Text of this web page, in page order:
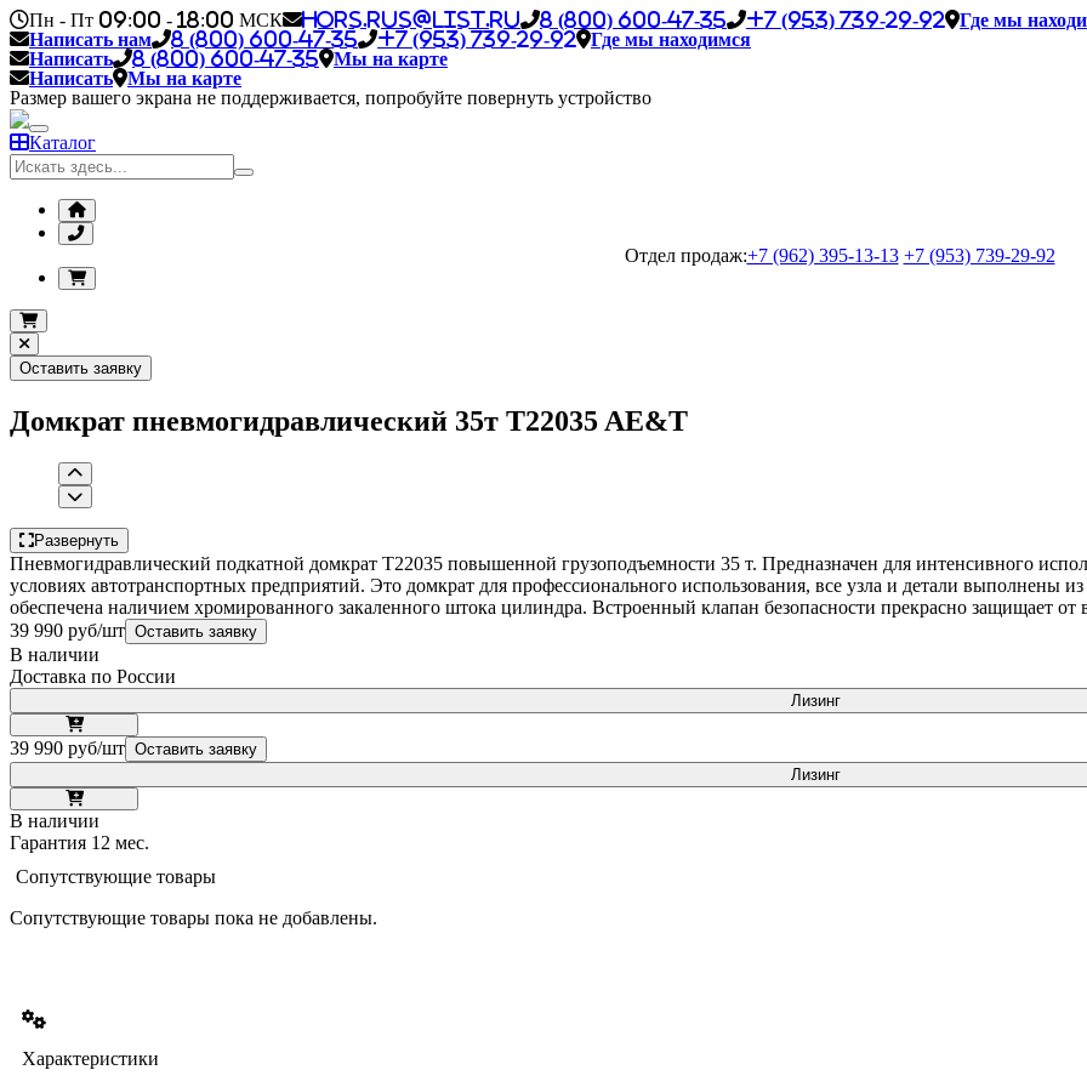
Пн - Пт 09:00 - 18:00 МСК hors.rus@list.ru 8 (800) 600-47-35 +7 (953) 739-29-92
Где мы
Написать нам
8 (800) 600-47-35 +7 (953) 739-29-92
Где мы находимся
Написать
8 (800) 600-47-35
Мы на карте
Написать
Мы на карте
Размер вашего экрана не поддерживается, попробуйте повернуть устройство
Каталог
Отдел продаж:+7 (962) 395-13-13 +7 (953) 739-29-92
Оставить заявку
Домкрат пневмогидравлический 35т T22035 AE&T
Развернуть
Пневмогидравлический подкатной домкрат Т22035 повышенной грузоподъемности 35 т. Предназначен для интенсивного
условиях автотранспортных предприятий. Это домкрат для профессионального использования, все узла и детали выполнены
обеспечена наличием хромированного закаленного штока цилиндра. Встроенный клапан безопасности прекрасно защищает от
39 990 руб/шт Оставить заявку
В наличии
Доставка по России
Лизинг
39 990 руб/шт Оставить заявку
Лизинг
В наличии
Гарантия 12 мес.
Сопутствующие товары
Сопутствующие товары пока не добавлены.
Характеристики